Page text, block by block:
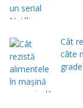
Cât
câte
grade